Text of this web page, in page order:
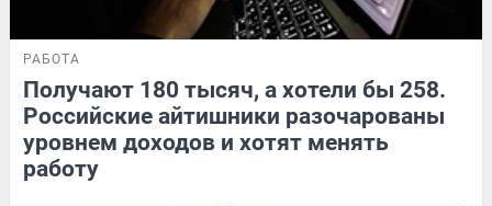
РАБОТА
Получают 180 тысяч, а хотели бы 258.
Российские айтишники разочарованы
уровнем доходов и хотят менять
работу